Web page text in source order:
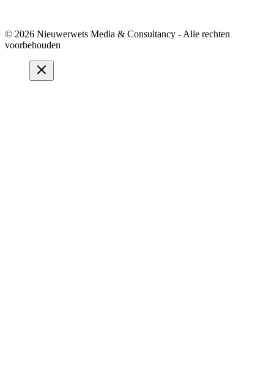
© 2026 Nieuwerwets Media & Consultancy - Alle rechten
voorbehouden